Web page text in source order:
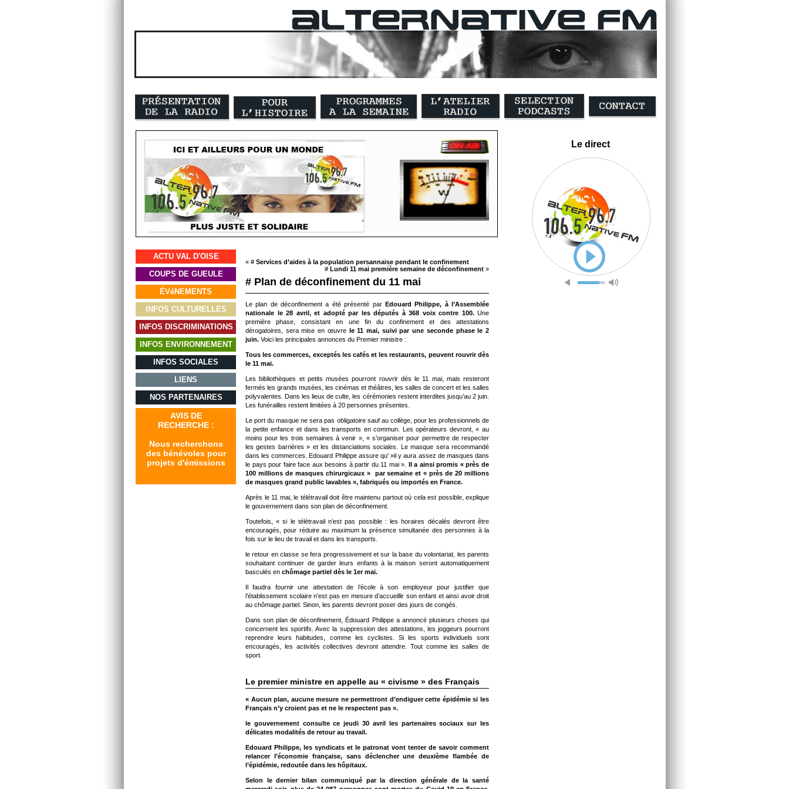
Le direct
ACTU VAL D'OISE
COUPS DE GUEULE
ÉVéNEMENTS
INFOS CULTURELLES
INFOS DISCRIMINATIONS
INFOS ENVIRONNEMENT
INFOS SOCIALES
LIENS
NOS PARTENAIRES
AVIS DE
RECHERCHE :
Nous recherchons
des bénévoles pour
projets d'émissions
« # Services d’aides à la population persannaise pendant le confinement
# Lundi 11 mai première semaine de déconfinement »
# Plan de déconfinement du 11 mai
Le plan de déconfinement a été présenté parEdouard Philippe, à l’Assemblée
nationale le 28 avril, et adopté par les députés à 368 voix contre 100. Une
première phase, consistant en une fin du confinement et des attestations
dérogatoires, sera mise en œuvrele 11 mai, suivi par une seconde phase le 2
juin. Voici les principales annonces du Premier ministre :
Tous les commerces, exceptés les cafés et les restaurants, peuvent rouvrir dès
le 11 mai.
Les bibliothèques et petits musées pourront rouvrir dès le 11 mai, mais resteront
fermés les grands musées, les cinémas et théâtres, les salles de concert et les salles
polyvalentes. Dans les lieux de culte, les cérémonies restent interdites jusqu’au 2 juin.
Les funérailles restent limitées à 20 personnes présentes.
Le port du masque ne sera pas obligatoire sauf au collège, pour les professionnels de
la petite enfance et dans les transports en commun. Les opérateurs devront, « au
moins pour les trois semaines à venir », « s’organiser pour permettre de respecter
les gestes barrières » et les distanciations sociales. Le masque sera recommandé
dans les commerces. Edouard Philippe assure qu' »il y aura assez de masques dans
le pays pour faire face aux besoins à partir du 11 mai ». Il a ainsi promis « près de
100 millions de masques chirurgicaux » par semaine et « près de 20 millions
de masques grand public lavables », fabriqués ou importés en France.
Après le 11 mai, le télétravail doit être maintenu partout où cela est possible, explique
le gouvernement dans son plan de déconfinement.
Toutefois, « si le télétravail n’est pas possible : les horaires décalés devront être
encouragés, pour réduire au maximum la présence simultanée des personnes à la
fois sur le lieu de travail et dans les transports.
le retour en classe se fera progressivement et sur la base du volontariat, les parents
souhaitant continuer de garder leurs enfants à la maison seront automatiquement
basculés en chômage partiel dès le 1er mai.
Il faudra fournir une attestation de l’école à son employeur pour justifier que
l’établissement scolaire n’est pas en mesure d’accueillir son enfant et ainsi avoir droit
au chômage partiel. Sinon, les parents devront poser des jours de congés.
Dans son plan de déconfinement, Édouard Philippe a annoncé plusieurs choses qui
concernent les sportifs. Avec la suppression des attestations, les joggeurs pourront
reprendre leurs habitudes, comme les cyclistes. Si les sports individuels sont
encouragés, les activités collectives devront attendre. Tout comme les salles de
sport.
Le premier ministre en appelle au « civisme » des Français
« Aucun plan, aucune mesure ne permettront d’endiguer cette épidémie si les
Français n’y croient pas et ne le respectent pas ».
le gouvernement consulte ce jeudi 30 avril les partenaires sociaux sur les
délicates modalités de retour au travail.
Edouard Philippe, les syndicats et le patronat vont tenter de savoir comment
relancer l’économie française, sans déclencher une deuxième flambée de
l’épidémie, redoutée dans les hôpitaux.
Selon le dernier bilan communiqué par la direction générale de la santé